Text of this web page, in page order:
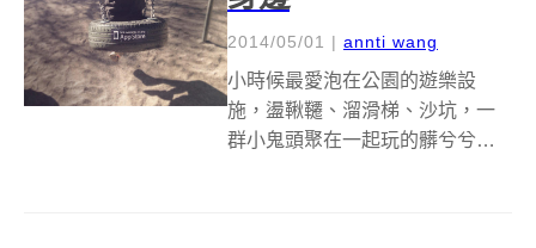
2014/05/01 | annti wang
小時候最愛泡在公園的遊樂設
施，盪鞦韆、溜滑梯、沙坑，一
群小鬼頭聚在一起玩的髒兮兮不